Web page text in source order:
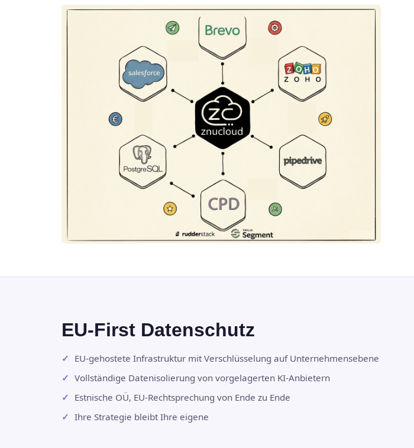
EU-First Datenschutz
EU-gehostete Infrastruktur mit Verschlüsselung auf Unternehmensebene
Vollständige Datenisolierung von vorgelagerten KI-Anbietern
Estnische OÜ, EU-Rechtsprechung von Ende zu Ende
Ihre Strategie bleibt Ihre eigene